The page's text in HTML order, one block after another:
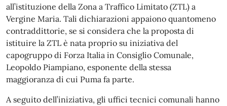
all’istituzione della Zona a Traffico Limitato (ZTL) a
Vergine Maria. Tali dichiarazioni appaiono quantomeno
contraddittorie, se si considera che la proposta di
istituire la ZTL è nata proprio su iniziativa del
capogruppo di Forza Italia in Consiglio Comunale,
Leopoldo Piampiano, esponente della stessa
maggioranza di cui Puma fa parte.
A seguito dell’iniziativa, gli uffici tecnici comunali hanno